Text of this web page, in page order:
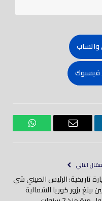
واتساب
فيسبوك
بريد
واتساب
التالي
تاريخية: الرئيس الصيني شي
بينغ يزور كوريا الشمالية